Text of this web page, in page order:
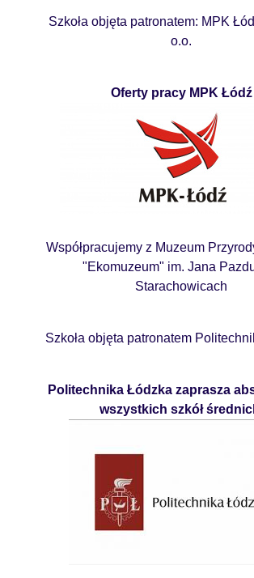
Szkoła objęta patronatem: MPK
o.o.
Oferty pracy MPK Łódź
Współpracujemy z Muzeum
"Ekomuzeum" im. Jana
Starachowicach
Szkoła objęta patronatem
Politechnika Łódzka zaprasza
wszystkich szkół